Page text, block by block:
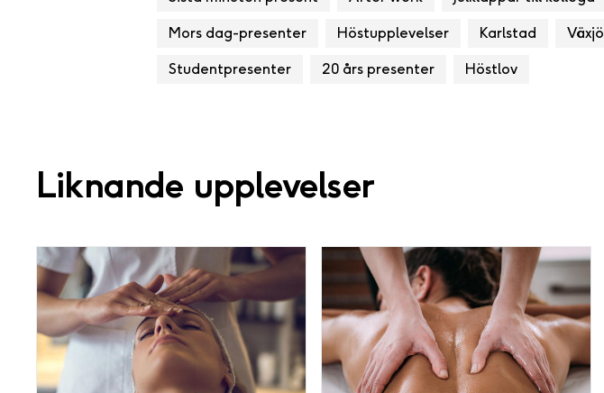
Mors dag-presenter Höstupplevelser Karlstad Växjö
Studentpresenter 20 års presenter Höstlov
Liknande upplevelser